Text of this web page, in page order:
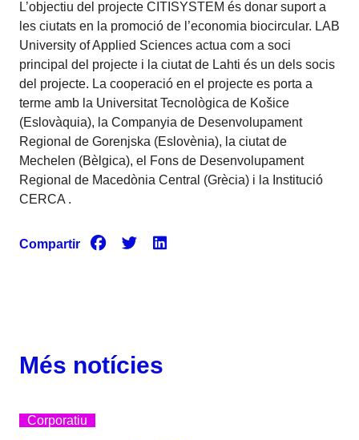
L’objectiu del projecte CITISYSTEM és donar suport a
les ciutats en la promoció de l’economia biocircular. LAB
University of Applied Sciences actua com a soci
principal del projecte i la ciutat de Lahti és un dels socis
del projecte. La cooperació en el projecte es porta a
terme amb la Universitat Tecnològica de Košice
(Eslovàquia), la Companyia de Desenvolupament
Regional de Gorenjska (Eslovènia), la ciutat de
Mechelen (Bèlgica), el Fons de Desenvolupament
Regional de Macedònia Central (Grècia) i la Institució
CERCA .
Compartir
Més notícies
Corporatiu